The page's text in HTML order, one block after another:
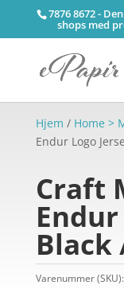
7876 8672 -
shops med
Hjem / Home >
Endur Logo
Craft
Endur
Black
Varenummer (SKU):